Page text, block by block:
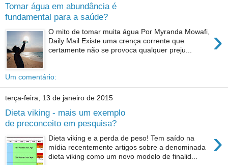
Tomar água em abundância é
fundamental para a saúde?
›
O mito de tomar muita água Por Myranda Mowafi,
Daily Mail Existe uma crença corrente que
certamente não se provoca qualquer preju...
Um comentário:
terça-feira, 13 de janeiro de 2015
Dieta viking - mais um exemplo
de preconceito em pesquisa?
›
Dieta viking e a perda de peso! Tem saído na
mídia recentemente artigos sobre a denominada
dieta viking como um novo modelo de finalid...